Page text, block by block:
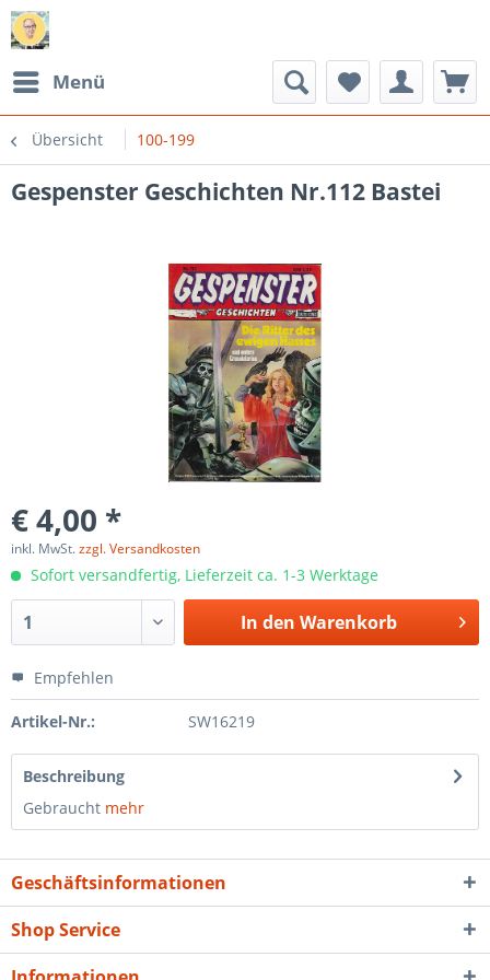
Menü
Übersicht 100-199
Gespenster Geschichten Nr.112 Bastei
€ 4,00 *
inkl. MwSt.zzgl. Versandkosten
Sofort versandfertig, Lieferzeit ca. 1-3 Werktage
In den Warenkorb
Empfehlen
Artikel-Nr.: SW16219
Beschreibung
Gebraucht mehr
Geschäftsinformationen
Shop Service